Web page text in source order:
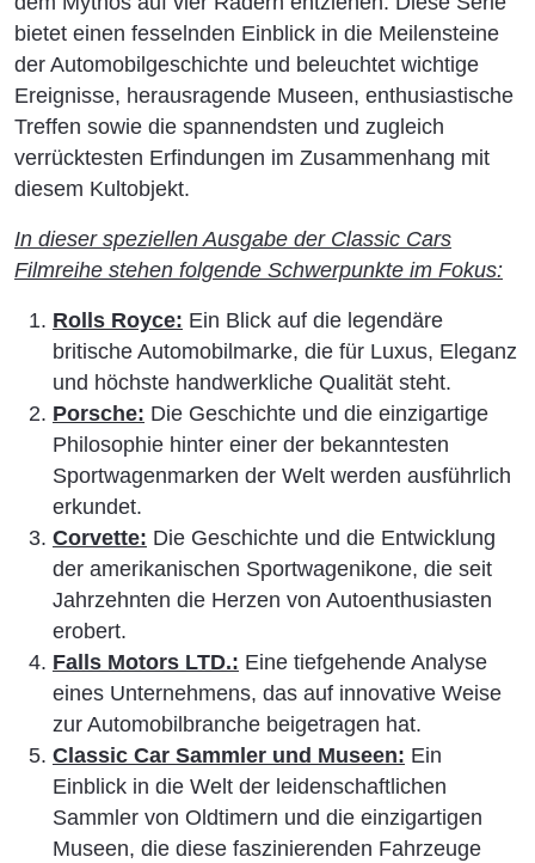
bietet einen fesselnden Einblick in die Meilensteine
der Automobilgeschichte und beleuchtet wichtige
Ereignisse, herausragende Museen, enthusiastische
Treffen sowie die spannendsten und zugleich
verrücktesten Erfindungen im Zusammenhang mit
diesem Kultobjekt.
In dieser speziellen Ausgabe der Classic Cars
Filmreihe stehen folgende Schwerpunkte im Fokus:
Rolls Royce: Ein Blick auf die legendäre
britische Automobilmarke, die für Luxus, Eleganz
und höchste handwerkliche Qualität steht.
Porsche: Die Geschichte und die einzigartige
Philosophie hinter einer der bekanntesten
Sportwagenmarken der Welt werden ausführlich
erkundet.
Corvette: Die Geschichte und die Entwicklung
der amerikanischen Sportwagenikone, die seit
Jahrzehnten die Herzen von Autoenthusiasten
erobert.
Falls Motors LTD.: Eine tiefgehende Analyse
eines Unternehmens, das auf innovative Weise
zur Automobilbranche beigetragen hat.
Classic Car Sammler und Museen: Ein
Einblick in die Welt der leidenschaftlichen
Sammler von Oldtimern und die einzigartigen
Museen, die diese faszinierenden Fahrzeuge